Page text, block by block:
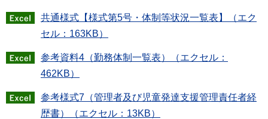
共通様式【様式第5号・体制等状況一覧表】（エク
セル：163KB）
参考資料4（勤務体制一覧表）（エクセル：
462KB）
参考様式7（管理者及び児童発達支援管理責任者経
歴書）（エクセル：13KB）